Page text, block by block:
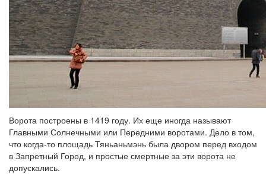
Ворота построены в 1419 году. Их еще иногда называют
Главными Солнечными или Передними воротами. Дело в том,
что когда-то площадь Тяньаньмэнь была двором перед входом
в Запретный Город, и простые смертные за эти ворота не
допускались.